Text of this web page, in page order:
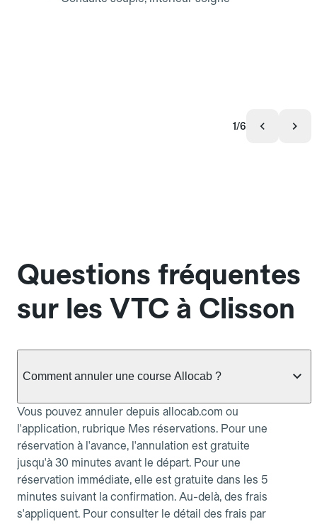
1/6
Questions fréquentes
sur les VTC à Clisson
Comment annuler une course Allocab ?
Vous pouvez annuler depuis allocab.com ou
l'application, rubrique Mes réservations. Pour une
réservation à l'avance, l'annulation est gratuite
jusqu'à 30 minutes avant le départ. Pour une
réservation immédiate, elle est gratuite dans les 5
minutes suivant la confirmation. Au-delà, des frais
s'appliquent. Pour consulter le détail des frais par